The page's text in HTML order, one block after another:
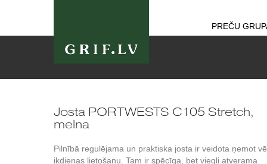
PREČU
Josta PORTWESTS C105 Stretch,
melna
Pilnībā regulējama un praktiska josta ir veidota ņemot
ikdienas lietošanu. Tam ir spēcīga, bet viegli atverama